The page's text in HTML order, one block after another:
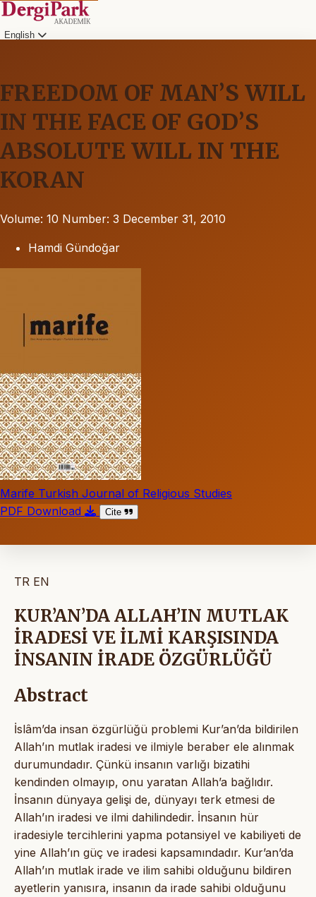
English
FREEDOM OF MAN’S WILL
IN THE FACE OF GOD’S
ABSOLUTE WILL IN THE
KORAN
Volume: 10 Number: 3 December 31, 2010
Hamdi Gündoğar
Marife Turkish Journal of Religious Studies
PDF Download
Cite
TR EN
KUR’AN’DA ALLAH’IN MUTLAK
İRADESİ VE İLMİ KARŞISINDA
İNSANIN İRADE ÖZGÜRLÜĞÜ
Abstract
İslâm’da insan özgürlüğü problemi Kur’an’da bildirilen
Allah’ın mutlak iradesi ve ilmiyle beraber ele alınmak
durumundadır. Çünkü insanın varlığı bizatihi
kendinden olmayıp, onu yaratan Allah’a bağlıdır.
İnsanın dünyaya gelişi de, dünyayı terk etmesi de
Allah’ın iradesi ve ilmi dahilindedir. İnsanın hür
iradesiyle tercihlerini yapma potansiyel ve kabiliyeti de
yine Allah’ın güç ve iradesi kapsamındadır. Kur’an’da
Allah’ın mutlak irade ve ilim sahibi olduğunu bildiren
ayetlerin yanısıra, insanın da irade sahibi olduğunu